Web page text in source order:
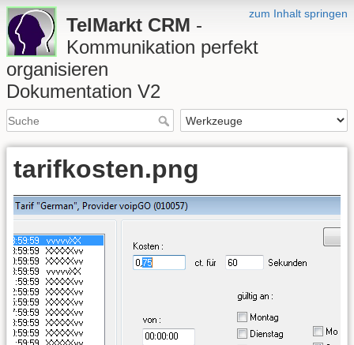
zum Inhalt springen
TelMarkt CRM -
Kommunikation perfekt
organisieren
Dokumentation V2
tarifkosten.png